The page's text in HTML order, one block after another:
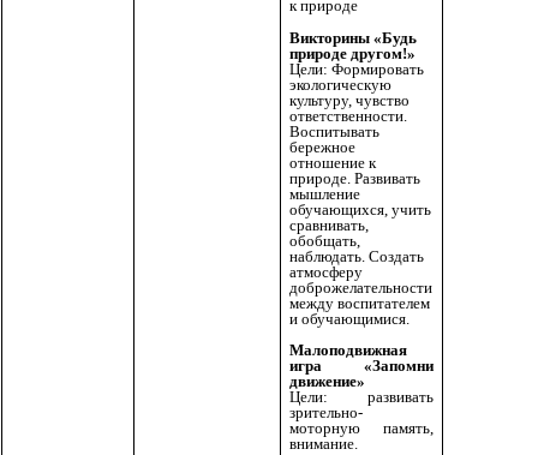
к природе
Викторины «Будь
природе другом!»
Цели: Формировать
экологическую
культуру, чувство
ответственности.
Воспитывать
бережное
отношение к
природе. Развивать
мышление
обучающихся, учить
сравнивать,
обобщать,
наблюдать. Создать
атмосферу
доброжелательности
между воспитателем
и обучающимися.
Малоподвижная
игра «Запомни
движение»
Цели: развивать
зрительно-
моторную память,
внимание.